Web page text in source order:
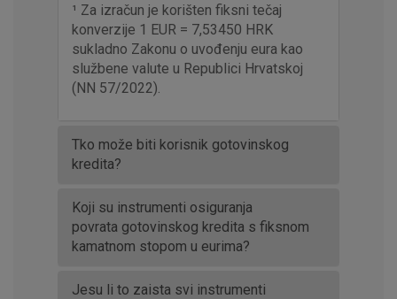
¹ Za izračun je korišten fiksni tečaj
konverzije 1 EUR = 7,53450 HRK
sukladno Zakonu o uvođenju eura kao
službene valute u Republici Hrvatskoj
(NN 57/2022).
Tko može biti korisnik gotovinskog
kredita?
Koji su instrumenti osiguranja
povrata gotovinskog kredita s fiksnom
kamatnom stopom u eurima?
Jesu li to zaista svi instrumenti